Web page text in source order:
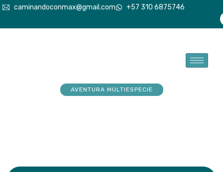
caminandoconmax@gmail.com +57 310 6875746
AVENTURA MULTIESPECIE